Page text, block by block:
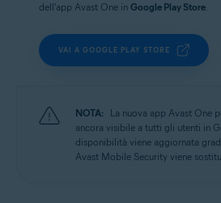
dell'app Avast One in Google Play Store.
VAI A GOOGLE PLAY STORE
NOTA:
La nuova app Avast One
ancora visibile a tutti gli utenti in
disponibilità viene aggiornata
Avast Mobile Security viene